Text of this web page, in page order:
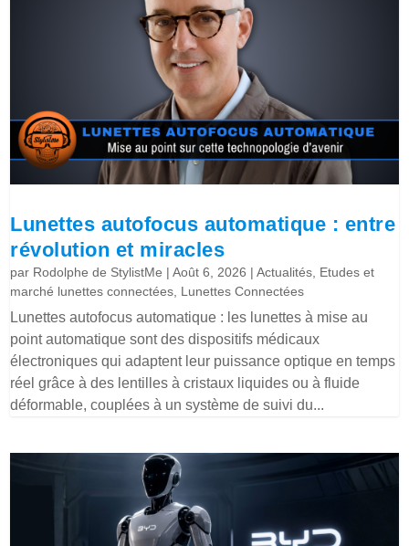
Lunettes autofocus automatique : entre
révolution et miracles
par Rodolphe de StylistMe |Août 6, 2026 |Actualités, Etudes et
marché lunettes connectées, Lunettes Connectées
Lunettes autofocus automatique : les lunettes à mise au
point automatique sont des dispositifs médicaux
électroniques qui adaptent leur puissance optique en temps
réel grâce à des lentilles à cristaux liquides ou à fluide
déformable, couplées à un système de suivi du...